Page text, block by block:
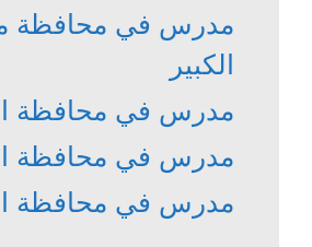
مدرس في محافظة
الكبير
مدرس في محافظة
مدرس في محافظة
مدرس في محافظة